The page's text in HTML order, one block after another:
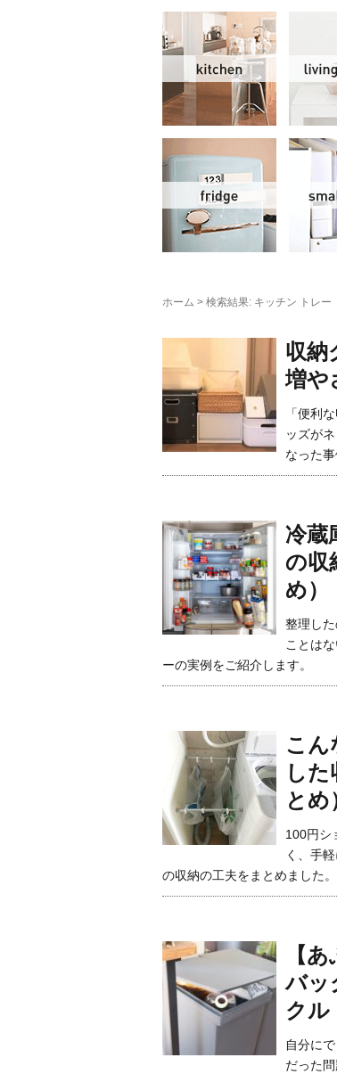
冷蔵庫
ホーム > 検索結果: キッチン トレー
収納
増や
「便利
ッズが
なった事
冷蔵
の収
め）
整理し
ことは
ーの実例をご紹介します。
こん
し
とめ
100円シ
く、手
の収納の工夫をまとめました。
【
バッ
クル
自分に
だった